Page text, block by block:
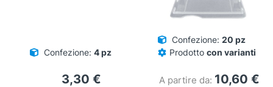
Confezione: 4 pz
3,30 €
Confezione: 20 pz
Prodotto con varianti
A partire da: 10,60 €